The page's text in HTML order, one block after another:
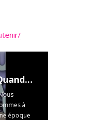
Quand le vice se déguise en vertu, tout bascule. Une analyse brutale de notre société.
à
époque